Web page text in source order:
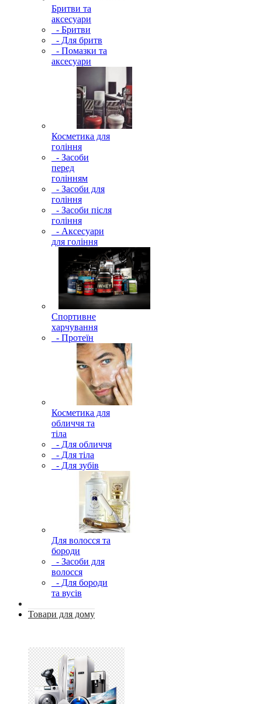
Бритви та
аксесуари
- Бритви
- Для бритв
- Помазки та
аксесуари
Косметика для
гоління
- Засоби
перед
голінням
- Засоби для
гоління
- Засоби після
гоління
- Аксесуари
для гоління
Спортивне
харчування
- Протеїн
Косметика для
обличчя та
тіла
- Для обличчя
- Для тіла
- Для зубів
Для волосся та
бороди
- Засоби для
волосся
- Для бороди
та вусів
Товари для дому